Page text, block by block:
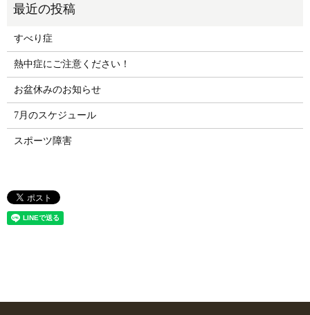
すべり症
熱中症にご注意ください！
お盆休みのお知らせ
7月のスケジュール
スポーツ障害